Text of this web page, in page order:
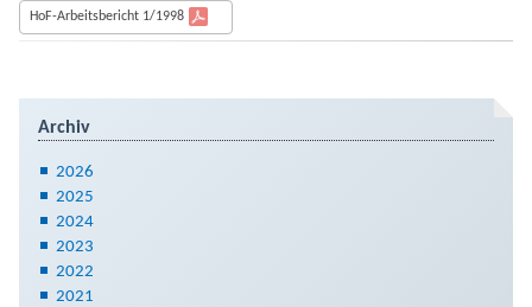
HoF-Arbeitsbericht 1/1998
Archiv
2026
2025
2024
2023
2022
2021